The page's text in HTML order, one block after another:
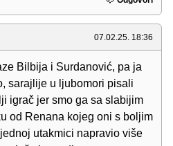
07.02.25. 18:36
Bilbija i Surdanović, pa ja
sarajlije u ljubomori pisali
igrač jer smo ga sa slabijim
od Renana kojeg oni s boljim
utakmici napravio više